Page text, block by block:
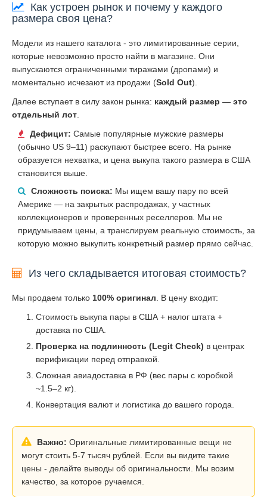
Как устроен рынок и почему у каждого
размера своя цена?
Модели из нашего каталога - это лимитированные серии,
которые невозможно просто найти в магазине. Они
выпускаются ограниченными тиражами (дропами) и
моментально исчезают из продажи (Sold Out).
Далее вступает в силу закон рынка: каждый размер — это
отдельный лот
Дефицит: Самые популярные мужские размеры
(обычно US 9–11) раскупают быстрее всего. На рынке
образуется нехватка, и цена выкупа такого размера в США
становится выше.
Сложность поиска: Мы ищем вашу пару по всей
Америке — на закрытых распродажах, у частных
коллекционеров и проверенных реселлеров. Мы не
придумываем цены, а транслируем реальную стоимость, за
которую можно выкупить конкретный размер прямо сейчас.
Из чего складывается итоговая стоимость?
Мы продаем только 100% оригинал . В цену входит:
Стоимость выкупа пары в США + налог штата +
доставка по США.
Проверка на подлинность (Legit Check) в центрах
верификации перед отправкой.
Сложная авиадоставка в РФ (вес пары с коробкой
~1.5–2 кг).
Конвертация валют и логистика до вашего города.
Важно: Оригинальные лимитированные вещи не
могут стоить 5-7 тысяч рублей. Если вы видите такие
цены - делайте выводы об оригинальности. Мы возим
качество, за которое ручаемся.